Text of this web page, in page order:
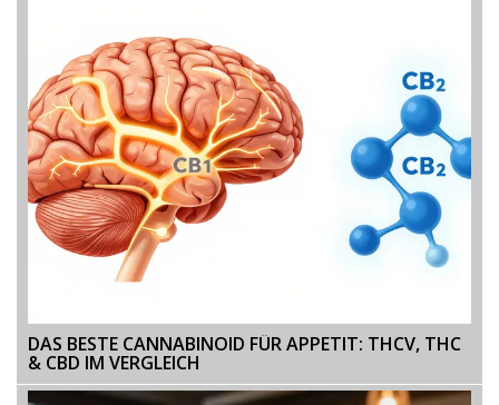
DAS BESTE CANNABINOID FÜR APPETIT: THCV, THC
& CBD IM VERGLEICH